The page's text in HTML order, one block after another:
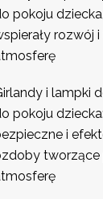
pokoju
rozwój
i lampki
pokoju
i
tworzące